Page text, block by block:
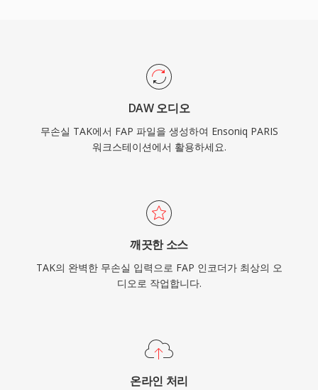
DAW 오디오
무손실 TAK에서 FAP 파일을 생성하여 Ensoniq PARIS
워크스테이션에서 활용하세요.
깨끗한 소스
TAK의 완벽한 무손실 입력으로 FAP 인코더가 최상의 오
디오로 작업합니다.
온라인 처리